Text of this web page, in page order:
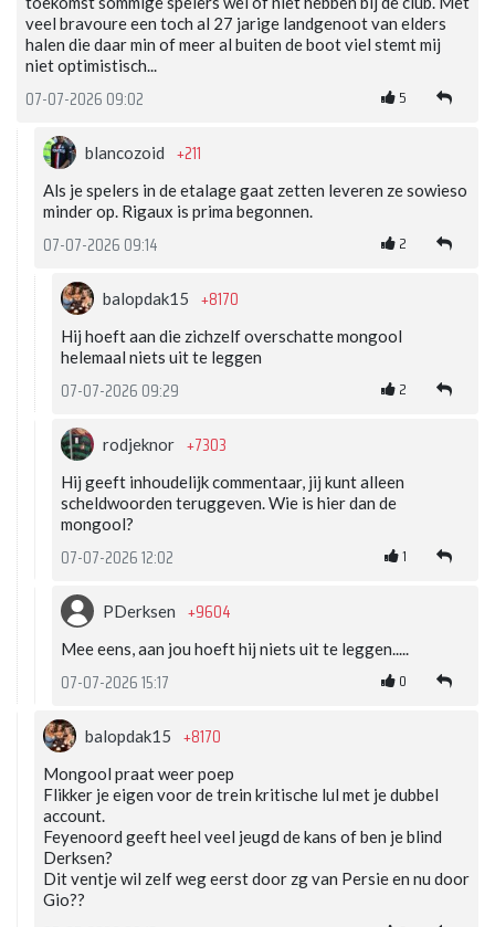
veel bravoure een toch al 27 jarige landgenoot van elders
halen die daar min of meer al buiten de boot viel stemt mij
niet optimistisch...
07-07-2026 09:02 5
blancozoid +211
Als je spelers in de etalage gaat zetten leveren ze sowieso
minder op. Rigaux is prima begonnen.
07-07-2026 09:14 2
balopdak15 +8170
Hij hoeft aan die zichzelf overschatte mongool
helemaal niets uit te leggen
07-07-2026 09:29 2
rodjeknor +7303
Hij geeft inhoudelijk commentaar, jij kunt alleen
scheldwoorden teruggeven. Wie is hier dan de
mongool?
07-07-2026 12:02 1
PDerksen +9604
Mee eens, aan jou hoeft hij niets uit te leggen.....
07-07-2026 15:17 0
balopdak15 +8170
Mongool praat weer poep
Flikker je eigen voor de trein kritische lul met je dubbel
account.
Feyenoord geeft heel veel jeugd de kans of ben je blind
Derksen?
Dit ventje wil zelf weg eerst door zg van Persie en nu door
Gio??